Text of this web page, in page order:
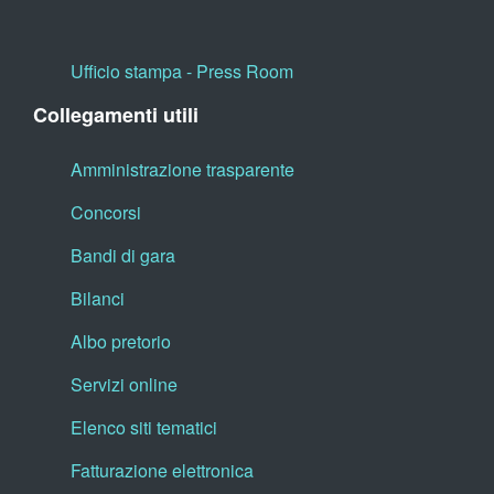
Ufficio stampa - Press Room
Collegamenti utili
Amministrazione trasparente
Concorsi
Bandi di gara
Bilanci
Albo pretorio
Servizi online
Elenco siti tematici
Fatturazione elettronica